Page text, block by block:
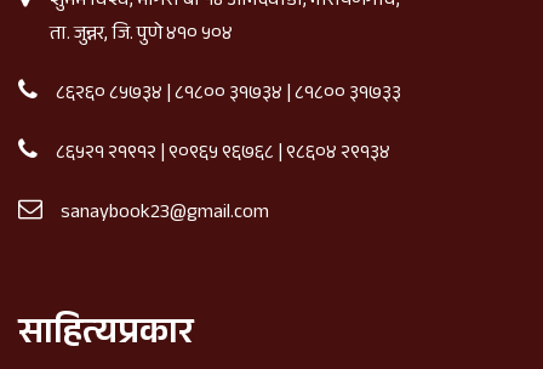
ता. जुन्नर, जि. पुणे ४१० ५०४
८६२६० ८५७३४|८१८०० ३१७३४|८१८०० ३१७३३
८६५२१ २१९१२|९०९६५ ९६७६८|९८६०४ २९१३४
sanaybook23@gmail.com
साहित्यप्रकार